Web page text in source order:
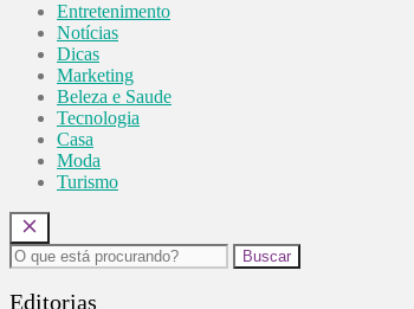
Entretenimento
Notícias
Dicas
Marketing
Beleza e Saude
Tecnologia
Casa
Moda
Turismo
Buscar
Editorias